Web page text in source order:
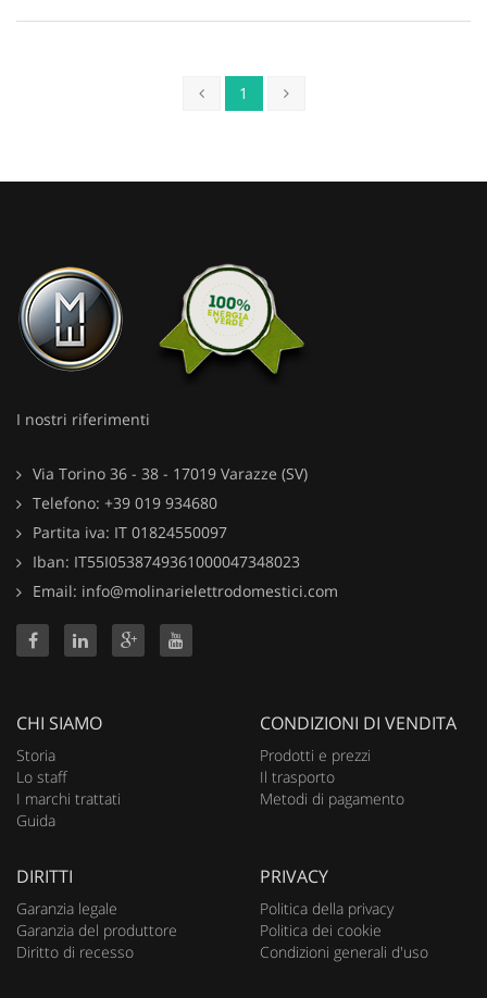
1
I nostri riferimenti
Via Torino 36 - 38 - 17019 Varazze (SV)
Telefono: +39 019 934680
Partita iva: IT 01824550097
Iban: IT55I0538749361000047348023
Email: info@molinarielettrodomestici.com
CHI SIAMO
Storia
Lo staff
I marchi trattati
Guida
CONDIZIONI DI VENDITA
Prodotti e prezzi
Il trasporto
Metodi di pagamento
DIRITTI
Garanzia legale
Garanzia del produttore
Diritto di recesso
PRIVACY
Politica della privacy
Politica dei cookie
Condizioni generali d'uso